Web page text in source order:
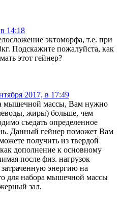
14:18
эктоморфа, т.е. при
Подскажите пожалуйста, как
этот гейнер?
2017, в 17:49
мышечной массы, Вам нужно
жиры) больше, чем
съедать определенное
Данный гейнер поможет Вам
получить из твердой
дополнение к основному
после физ. нагрузок
энергию на
для набора мышечной массы
зал.